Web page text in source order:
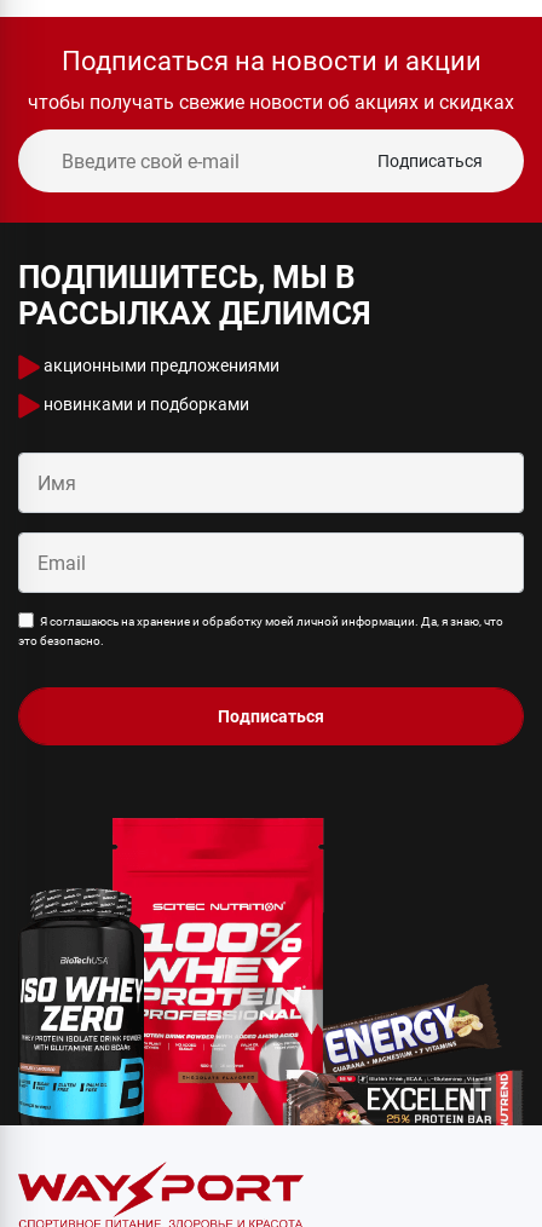
Подписаться на новости и акции
чтобы получать свежие новости об акциях и скидках
Подписаться
ПОДПИШИТЕСЬ, МЫ В
РАССЫЛКАХ ДЕЛИМСЯ
акционными предложениями
новинками и подборками
Я соглашаюсь на хранение и обработку моей личной информации. Да, я знаю, что
это безопасно.
Подписаться